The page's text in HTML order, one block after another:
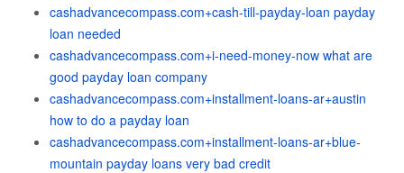
cashadvancecompass.com+cash-till-payday-loan payday
loan needed
cashadvancecompass.com+i-need-money-now what are
good payday loan company
cashadvancecompass.com+installment-loans-ar+austin
how to do a payday loan
cashadvancecompass.com+installment-loans-ar+blue-
mountain payday loans very bad credit